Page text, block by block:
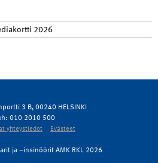
2026
3 B, 00240 HELSINKI
010 2010 500
yhteystiedot Evästeet
ja –insinöörit AMK RKL 2026